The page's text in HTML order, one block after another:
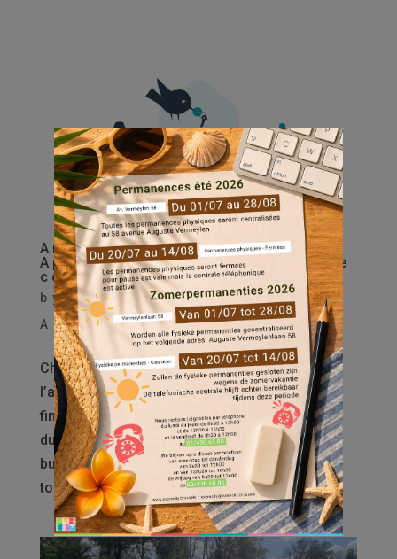
Arrêt de l’application mobile
Appinest – Nouveaux canaux de
contact
byeverecity|Mai 8, 2026|
Actualités
Chers locataires, À partir de maintenant,
l’application mobile Appinest, développée et
financée par la SLRB, est suspendue pour une
durée indéterminée en raison de restrictions
budgétaires. Pas de panique ! Vous pouvez
toujours nous contacter via : Téléphone...